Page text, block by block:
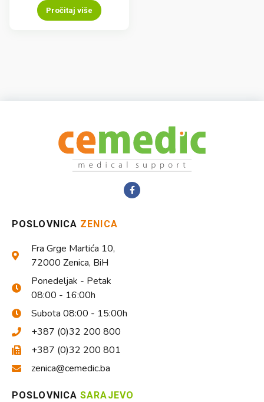
Pročitaj više
POSLOVNICA ZENICA
Fra Grge Martića 10,
72000 Zenica, BiH
Ponedeljak - Petak
08:00 - 16:00h
Subota 08:00 - 15:00h
+387 (0)32 200 800
+387 (0)32 200 801
zenica@cemedic.ba
POSLOVNICASARAJEVO